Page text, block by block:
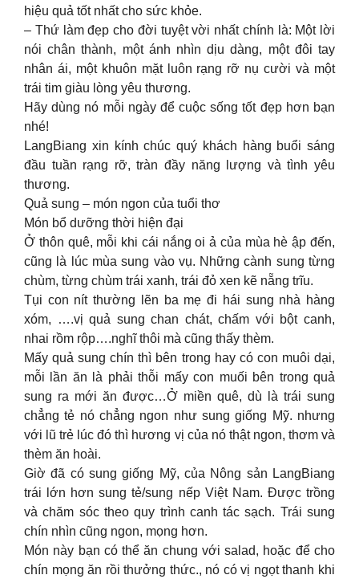
hiệu quả tốt nhất cho sức khỏe.
– Thứ làm đẹp cho đời tuyệt vời nhất chính là: Một lời
nói chân thành, một ánh nhìn dịu dàng, một đôi tay
nhân ái, một khuôn mặt luôn rạng rỡ nụ cười và một
trái tim giàu lòng yêu thương.
Hãy dùng nó mỗi ngày để cuộc sống tốt đẹp hơn bạn
nhé!
LangBiang xin kính chúc quý khách hàng buổi sáng
đầu tuần rạng rỡ, tràn đầy năng lượng và tình yêu
thương.
Quả sung – món ngon của tuổi thơ
Món bổ dưỡng thời hiện đại
Ở thôn quê, mỗi khi cái nắng oi ả của mùa hè ập đến,
cũng là lúc mùa sung vào vụ. Những cành sung từng
chùm, từng chùm trái xanh, trái đỏ xen kẽ nẵng trĩu.
Tụi con nít thường lẽn ba mẹ đi hái sung nhà hàng
xóm, ….vị quả sung chan chát, chấm với bột canh,
nhai rồm rộp….nghĩ thôi mà cũng thấy thèm.
Mấy quả sung chín thì bên trong hay có con muôi dại,
mỗi lần ăn là phải thỗi mấy con muối bên trong quả
sung ra mới ăn được…Ở miền quê, dù là trái sung
chẳng tẻ nó chẳng ngon như sung giống Mỹ. nhưng
với lũ trẻ lúc đó thì hương vị của nó thật ngon, thơm và
thèm ăn hoài.
Giờ đã có sung giống Mỹ, của Nông sản LangBiang
trái lớn hơn sung tẻ/sung nếp Việt Nam. Được trồng
và chăm sóc theo quy trình canh tác sạch. Trái sung
chín nhìn cũng ngon, mọng hơn.
Món này bạn có thể ăn chung với salad, hoặc để cho
chín mọng ăn rồi thưởng thức., nó có vị ngọt thanh khi